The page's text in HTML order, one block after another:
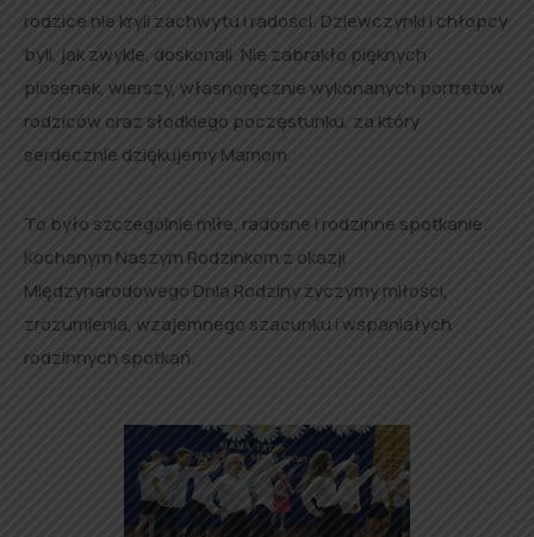
rodzice nie kryli zachwytu i radości. Dziewczynki i chłopcy
byli, jak zwykle, doskonali. Nie zabrakło pięknych
piosenek, wierszy, własnoręcznie wykonanych portretów
rodziców oraz słodkiego poczęstunku, za który
serdecznie dziękujemy Mamom.
To było szczególnie miłe, radosne i rodzinne spotkanie.
Kochanym Naszym Rodzinkom z okazji
Międzynarodowego Dnia Rodziny życzymy miłości,
zrozumienia, wzajemnego szacunku i wspaniałych
rodzinnych spotkań.